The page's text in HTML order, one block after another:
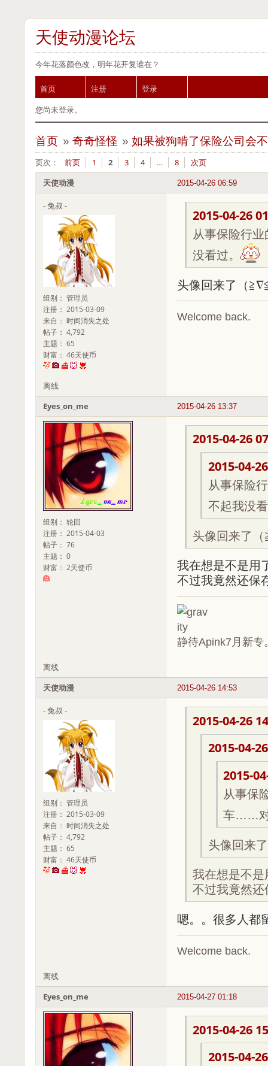
天使动漫论坛
今年花落颜色改，明年花开复谁在？
首页 注册
登录
您尚未登录。
首页 » 奇奇怪怪 »如果被狗啃了保险公司会
页次： 前页 1 2 3 4 … 8 次页
2015-04-26 06:59
天使动漫
- 兔叔 -
组别： 管理员
注册： 2015-03-09
来自： 时间消失之处
帖子： 4,792
主题： 65
财富： 46天使币
2015-04-26
从事保险行
没看过。
头像回来了（
Welcome back.
离线
2015-04-26 13:37
Eyes_on_me
组别： 轮回
注册： 2015-04-03
帖子： 76
主题： 0
财富： 2天使币
2015-04-26
2015-04-
从事保险
不起我没
头像回来了
我在想是不是用
不过我竟然还保
静待Apink7月新专
离线
2015-04-26 14:53
天使动漫
- 兔叔 -
组别： 管理员
注册： 2015-03-09
来自： 时间消失之处
帖子： 4,792
主题： 65
财富： 46天使币
2015-04-26
2015-04-
2015-
从事保
车……对
头像回来
我在想是不
不过我竟然
嗯。。很多人都
Welcome back.
离线
2015-04-27 01:18
Eyes_on_me
2015-04-26
2015-04-